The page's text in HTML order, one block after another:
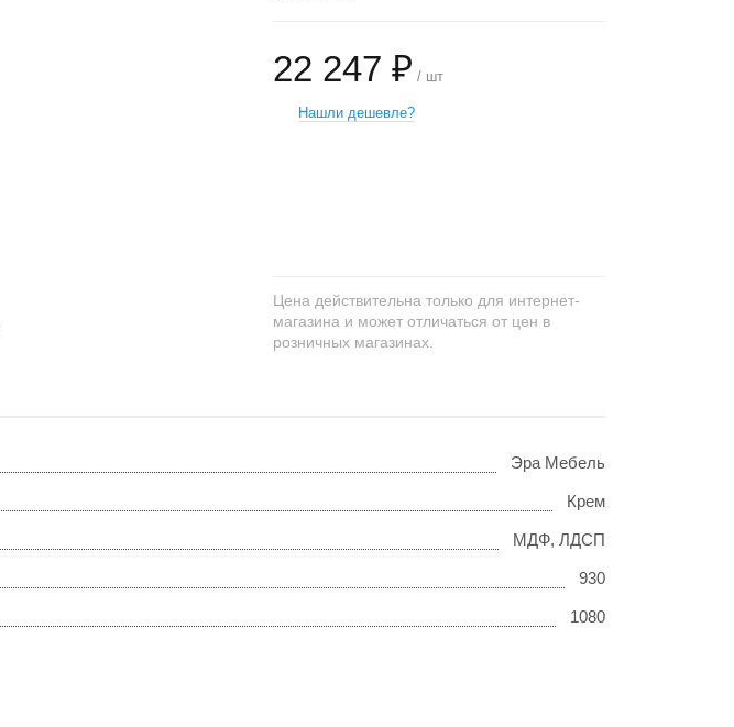
22 247 ₽ / шт
Нашли дешевле?
Цена действительна только для интернет-
магазина и может отличаться от цен в
розничных магазинах.
Эра Мебель
Крем
МДФ, ЛДСП
930
1080